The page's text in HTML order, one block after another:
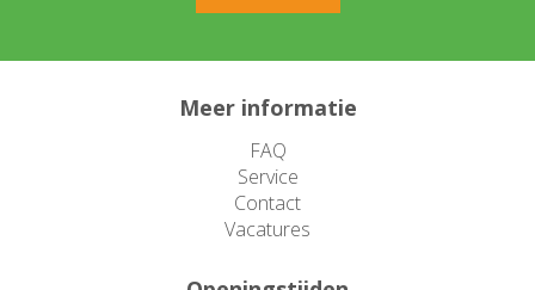
Meer informatie
FAQ
Service
Contact
Vacatures